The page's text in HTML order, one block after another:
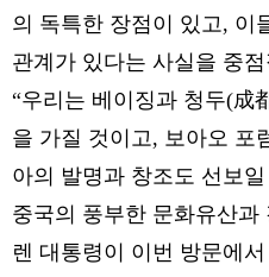
의 독특한 장점이 있고, 이
관계가 있다는 사실을 중
“우리는 베이징과 청두(成
을 가질 것이고, 보아오 포
아의 발명과 창조도 선보
중국의 풍부한 문화유산과
렌 대통령이 이번 방문에